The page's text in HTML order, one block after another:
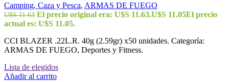
Camping, Caza y Pesca, ARMAS DE FUEGO
U$S11.63 El precio original era: U$S 11.63.U$S 11.05El precio
actual es: U$S 11.05.
CCI BLAZER .22L.R. 40g (2.59gr) x50 unidades. Categoría:
ARMAS DE FUEGO, Deportes y Fitness.
Lista de elegidos
Añadir al carrito